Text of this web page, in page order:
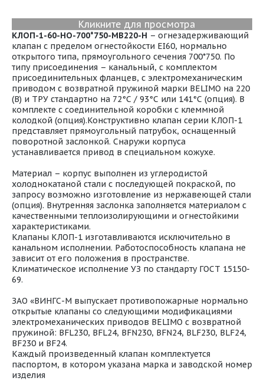
Кликните для просмотра
КЛОП-1-60-НО-700*750-МВ220-H – огнезадерживающий
клапан с пределом огнестойкости EI60, нормально
открытого типа, прямоугольного сечения 700*750. По
типу присоединения – канальный, с комплектом
присоединительных фланцев, с электромеханическим
приводом с возвратной пружиной марки BELIMO на 220
(В) и ТРУ стандартно на 72°С / 93°С или 141°С (опция). В
комплекте с соединительной коробки с клеммной
колодкой (опция).Конструктивно клапан серии КЛОП-1
представляет прямоугольный патрубок, оснащенный
поворотной заслонкой. Снаружи корпуса
устанавливается привод в специальном кожухе.
Материал – корпус выполнен из углеродистой
холоднокатаной стали с последующей покраской, по
запросу возможно изготовление из нержавеющей стали
(опция). Внутренняя заслонка заполняется материалом с
качественными теплоизолирующими и огнестойкими
характеристиками.
Клапаны КЛОП-1 изготавливаются исключительно в
канальном исполнении. Работоспособность клапана не
зависит от его положения в пространстве.
Климатическое исполнение УЗ по стандарту ГОСТ 15150-
69.
ЗАО «ВИНГС-М выпускает противопожарные нормально
открытые клапаны со следующими модификациями
электромеханических приводов BELIMO с возвратной
пружиной: BFL230, BFL24, BFN230, BFN24, BLF230, BLF24,
BF230 и BF24.
Каждый произведенный клапан комплектуется
паспортом, в котором указана марка и заводской номер
изделия